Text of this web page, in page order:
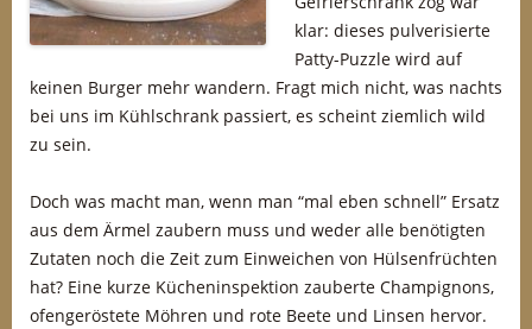
klar: dieses pulverisierte
Patty-Puzzle wird auf
keinen Burger mehr wandern. Fragt mich nicht, was nachts
bei uns im Kühlschrank passiert, es scheint ziemlich wild
zu sein.
Doch was macht man, wenn man “mal eben schnell” Ersatz
aus dem Ärmel zaubern muss und weder alle benötigten
Zutaten noch die Zeit zum Einweichen von Hülsenfrüchten
hat? Eine kurze Kücheninspektion zauberte Champignons,
ofengeröstete Möhren und rote Beete und Linsen hervor.